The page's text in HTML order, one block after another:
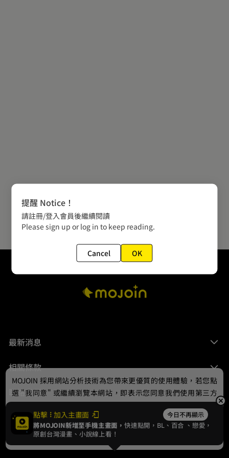
最新消息
相關條款
聯絡我們
© 2024 gamania Digital Entertainment Co., Ltd.
點擊 加入主畫面 今日不再顯示
將MOJOIN新增至手機主畫面，快速點開，BL、 百合 、戀愛，
原創台灣漫畫、小說線上看！
MOJOIN 採用網站分析技術為您帶來更優質的使用體驗，若您點
選 "我同意" 或繼續瀏覽本網站，即表示您同意我們使用第三方
Cookie，欲瞭解更多資訊請見隱私權政策。
我同意
提醒 Notice！
請註冊/登入會員後繼續閱讀
Please sign up or log in to keep reading.
Cancel OK